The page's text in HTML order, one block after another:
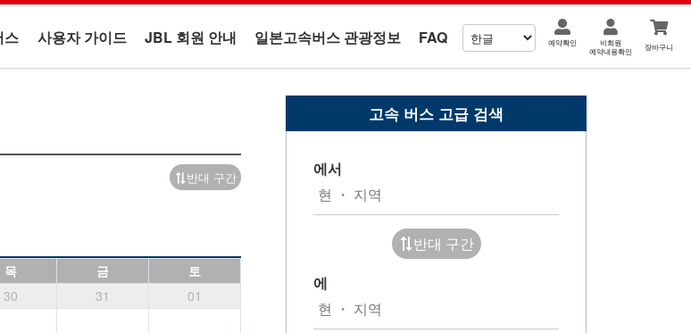
스 사용자 가이드 JBL 회원 안내 일본고속버스 관광정보 FAQ 예약확인
비회원
예약내용확인
장바구니
반대 구간
목 금
토
30 31 01
고속 버스 고급 검색
에서
반대 구간
에